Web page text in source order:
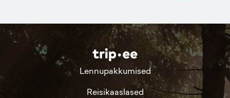
Lennupakkumised
Reisikaaslased